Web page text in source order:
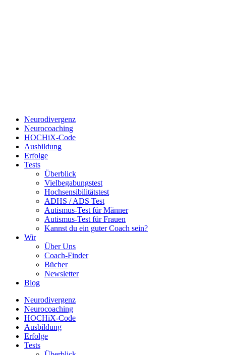
Neurodivergenz
Neurocoaching
HOCHiX-Code
Ausbildung
Erfolge
Tests
Überblick
Vielbegabungstest
Hochsensibilitätstest
ADHS / ADS Test
Autismus-Test für Männer
Autismus-Test für Frauen
Kannst du ein guter Coach sein?
Wir
Über Uns
Coach-Finder
Bücher
Newsletter
Blog
Neurodivergenz
Neurocoaching
HOCHiX-Code
Ausbildung
Erfolge
Tests